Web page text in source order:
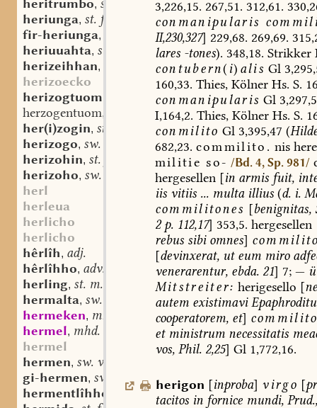
heritrumbo, sw. m.
heriunga, st. f.
fir-heriunga,
heriuuahta, st. f.
herizeihhan,
herizoecko
herizogtuom
st. n. (m.?)
herzogentuom,
st. n. (m.?)
her(i)zogin, st. f.
herizogo, sw. m.
herizohin, st. f.
herizoho, sw. m.
herl
herleua
herlicho
herlicho
hêrlîh, adj.
hêrlîhho, adv.
herling, st. m.
hermalta, sw. f.
hermeken, mnd. (st.) n.
hermel, mhd. st. m.
hermel
hermen, sw. v.
gi-hermen, sw. v.
hermentlîhho
adv.
3,226,15. 267,51. 312,61.
conmanipularis
II,230,327] 229,68. 269,69.
lares-tones). 348,18. Strikker
contubern( i) alis Gl
160,33. Thies,KölnerHs. S.
conmanipularis Gl
I,164,2. Thies,KölnerHs. S.
conmilito Gl3,395,47 (
682,23. commilito. nis
militie so- /Bd. 4, Sp. 981/
hergesellen[inarmisfuit,
iisvitiis...multaillius(d.i.
commilitones [benignitas,
2p.112,17] 353,5. hergesellen
rebussibiomnes]
[devinxerat,uteummiro
venerarentur,ebda. 21] 7;—
Mitstreiter: herigesello [
autemexistimavi
cooperatorem,et]
etministrum necessitatis
vos,Phil.2,25] Gl1,772,16.
herigon [inproba] virgo [
tacitosin fornicemundi,Prud.,